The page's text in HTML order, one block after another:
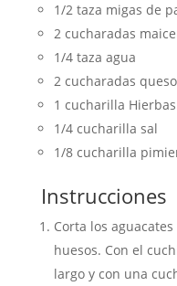
1/2 taza migas de
2 cucharadas
1/4 taza agua
2 cucharadas
1 cucharilla
1/4 cucharilla sal
1/8 cucharilla
Instrucciones
Corta los
huesos. Con el
largo y con una